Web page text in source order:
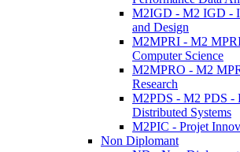
M2IGD - M2 IGD -
and Design
M2MPRI - M2
Computer Science
M2MPRO - M2
Research
M2PDS - M2 PDS -
Distributed Systems
M2PIC - Projet
Non Diplomant